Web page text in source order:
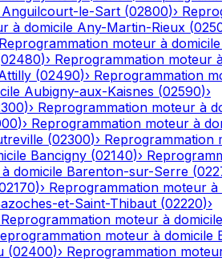
Anguilcourt-le-Sart (02800)›
à domicile Any-Martin-Rieux (
Reprogrammation moteur à domicile
02480)› Reprogrammation moteur
(02490)› Reprogrammation
Aubigny-aux-Kaisnes (02590)›
)› Reprogrammation moteur à
)› Reprogrammation moteur à
(02300)› Reprogrammation
Bancigny (02140)›
domicile Barenton-sur-Serre (
)› Reprogrammation moteur à
et-Saint-Thibaut (02220)›
Reprogrammation moteur à domicile
moteur à domicile
(02400)› Reprogrammation